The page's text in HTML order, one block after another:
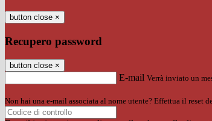
button close ×
Recupero password
button close ×
E-mail Verrà inviato un
Non hai una e-mail associata al nome utente? Effettua il reset